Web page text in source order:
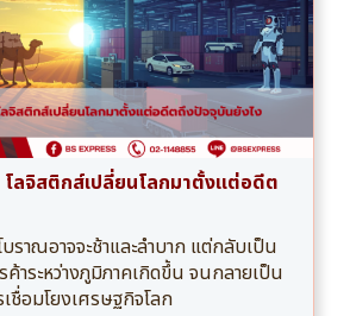
ลจิสติกส์เปลี่ยนโลกมาตั้งแต่อดีต
ราณอาจจะช้าและลำบาก แต่กลับเป็น
ค้าระหว่างภูมิภาคเกิดขึ้น จนกลายเป็น
ชื่อมโยงเศรษฐกิจโลก